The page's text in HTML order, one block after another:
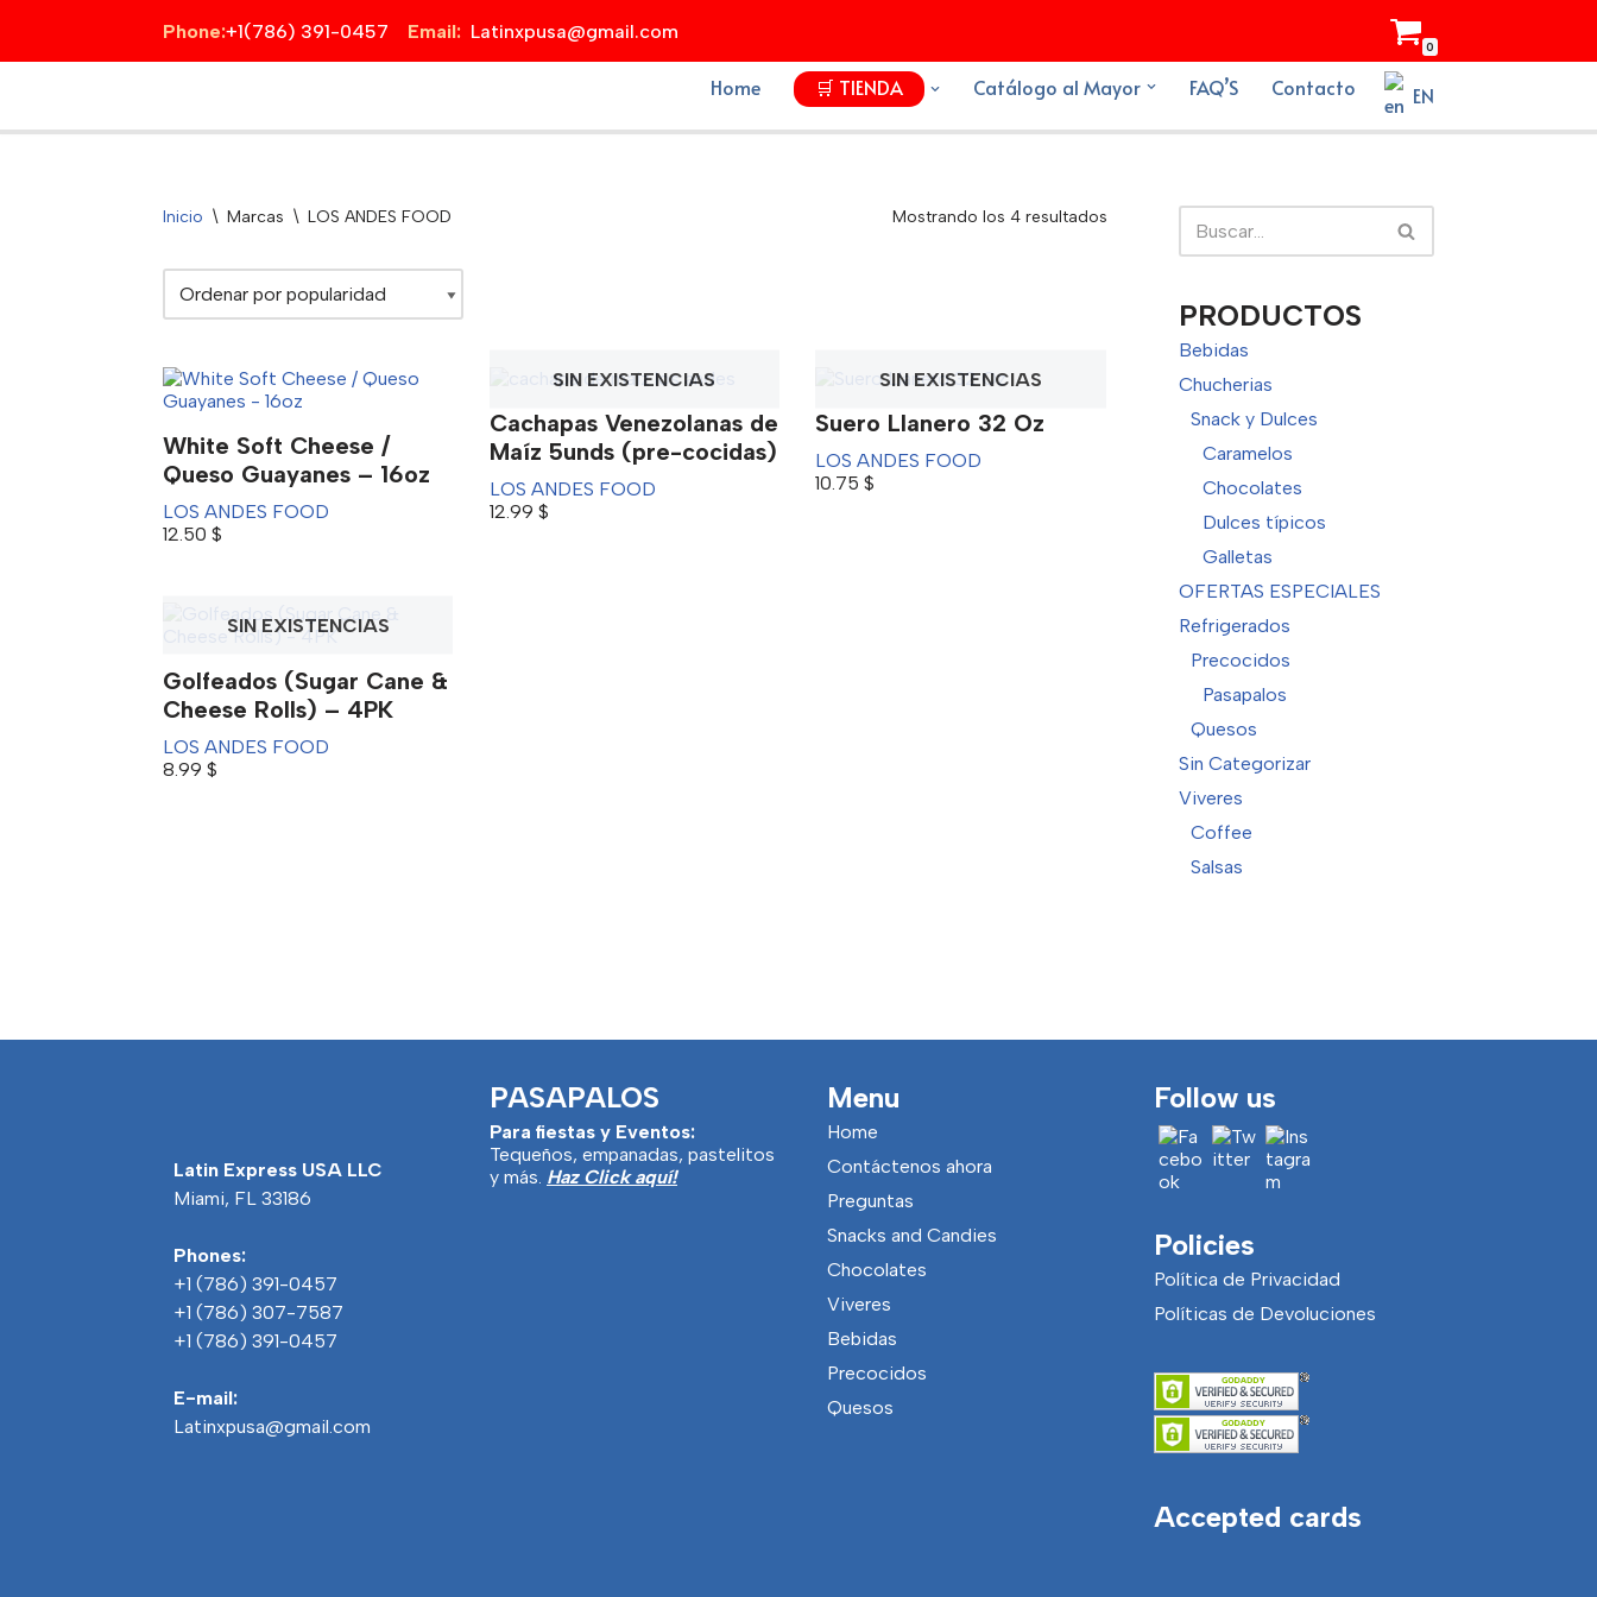
Saltar
Phone:+1(786) 391-0457 Email: Latinxpusa@gmail.com
0
Home 🛒 TIENDA Catálogo al Mayor FAQ’S Contacto EN
Inicio \ Marcas \ LOS ANDES FOOD Mostrando los 4 resultados
White Soft Cheese /
Queso Guayanes – 16oz
LOS ANDES FOOD
12.50 $
SIN EXISTENCIAS
Cachapas Venezolanas de
Maíz 5unds (pre-cocidas)
LOS ANDES FOOD
12.99 $
SIN EXISTENCIAS
Suero Llanero 32 Oz
LOS ANDES FOOD
10.75$
SIN EXISTENCIAS
Golfeados (Sugar Cane &
Cheese Rolls) – 4PK
LOS ANDES FOOD
8.99 $
PRODUCTOS
Bebidas
Chucherias
Snack y Dulces
Caramelos
Chocolates
Dulces típicos
Galletas
OFERTAS ESPECIALES
Refrigerados
Precocidos
Pasapalos
Quesos
Sin Categorizar
Viveres
Coffee
Salsas
Latin Express USA LLC
Miami, FL 33186
Phones:
+1 (786) 391-0457
+1 (786) 307-7587
+1 (786) 391-0457
E-mail:
Latinxpusa@gmail.com
PASAPALOS
Para fiestas y Eventos:
Tequeños, empanadas, pastelitos
y más. Haz Click aquí!
Menu
Home
Contáctenos ahora
Preguntas
Snacks and Candies
Chocolates
Viveres
Bebidas
Precocidos
Quesos
Follow us
Policies
Política de Privacidad
Políticas de Devoluciones
Accepted cards